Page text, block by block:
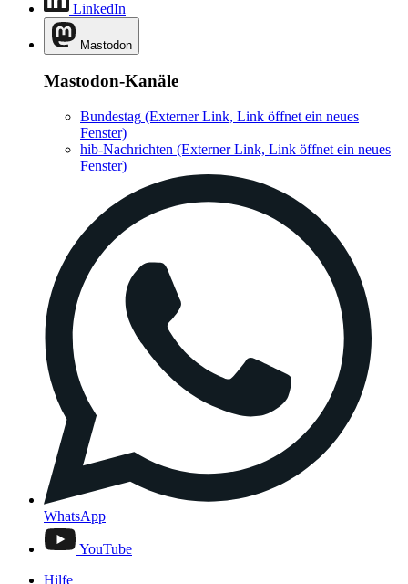
LinkedIn
Mastodon
Mastodon-Kanäle
Bundestag (Externer Link, Link öffnet ein neues
Fenster)
hib-Nachrichten (Externer Link, Link öffnet ein neues
Fenster)
WhatsApp
YouTube
Hilfe